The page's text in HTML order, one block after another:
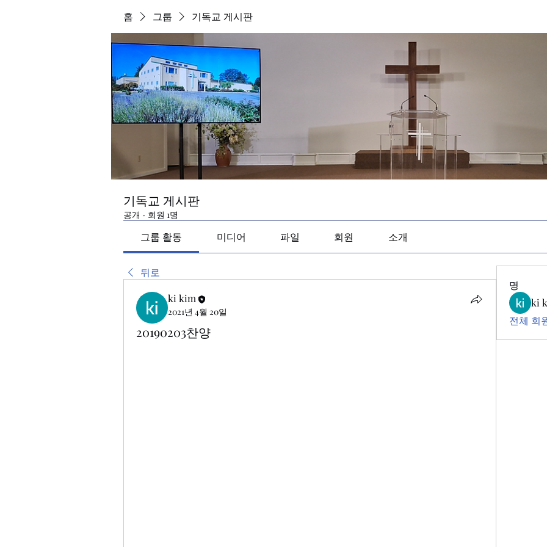
홈 그룹 기독교 게시판
기독교 게시판
공개 · 회원 1명
그룹 활동 미디어 파일 회원 소개
뒤로
ki kim
2021년 4월 20일
20190203찬양
명
ki
전체 회